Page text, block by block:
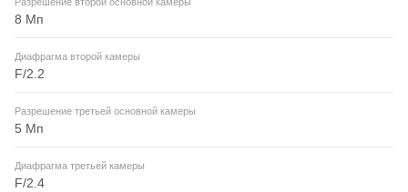
8 Мп
Диафрагма второй камеры
F/2.2
Разрешение третьей основной камеры
5 Мп
Диафрагма третьей камеры
F/2.4